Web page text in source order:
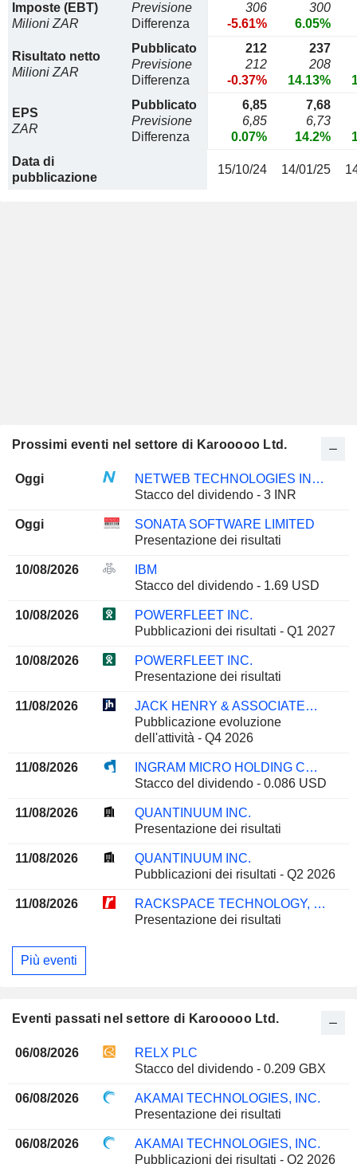
Imposte (EBT)
Milioni ZAR
Previsione
Differenza
306
-5.61%
300
6.05%
Risultato netto
Milioni ZAR
Pubblicato
Previsione
Differenza
212
212
-0.37%
237
208
14.13%
EPS
ZAR
Pubblicato
Previsione
Differenza
6,85
6,85
0.07%
7,68
6,73
14.2%
Data di
pubblicazione
15/10/24 14/01/25
Prossimi eventi nel settore di Karooooo Ltd.
Oggi
NETWEB TECHNOLOGIES INDIA LIMITED
Stacco del dividendo - 3 INR
Oggi
SONATA SOFTWARE LIMITED
Presentazione dei risultati
10/08/2026
IBM
Stacco del dividendo - 1.69 USD
10/08/2026
POWERFLEET INC.
Pubblicazioni dei risultati - Q1 2027
10/08/2026
POWERFLEET INC.
Presentazione dei risultati
11/08/2026
JACK HENRY & ASSOCIATES, INC.
Pubblicazione evoluzione
dell'attività - Q4 2026
11/08/2026
INGRAM MICRO HOLDING CORPORATION
Stacco del dividendo - 0.086 USD
11/08/2026
QUANTINUUM INC.
Presentazione dei risultati
11/08/2026
QUANTINUUM INC.
Pubblicazioni dei risultati - Q2 2026
11/08/2026
RACKSPACE TECHNOLOGY, INC.
Presentazione dei risultati
Più eventi
Eventi passati nel settore di Karooooo Ltd.
06/08/2026
RELX PLC
Stacco del dividendo - 0.209 GBX
06/08/2026
AKAMAI TECHNOLOGIES, INC.
Presentazione dei risultati
06/08/2026
AKAMAI TECHNOLOGIES, INC.
Pubblicazioni dei risultati - Q2 2026